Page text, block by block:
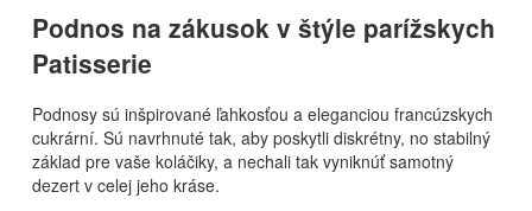
Podnos na zákusok v štýle parížskych
Patisserie
Podnosy sú inšpirované ľahkosťou a eleganciou francúzskych
cukrární. Sú navrhnuté tak, aby poskytli diskrétny, no stabilný
základ pre vaše koláčiky, a nechali tak vyniknúť samotný
dezert v celej jeho kráse.